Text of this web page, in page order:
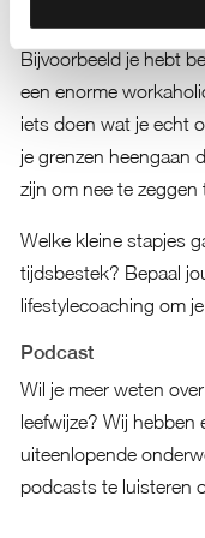
en realistisch. Het
Bijvoorbeeld je hebt
een enorme
iets doen wat je echt
je grenzen heengaan
zijn om nee te
Welke kleine stapjes
tijdsbestek? Bepaal
lifestylecoaching om
Podcast
Wil je meer weten
leefwijze? Wij hebben
uiteenlopende
podcasts te luisteren